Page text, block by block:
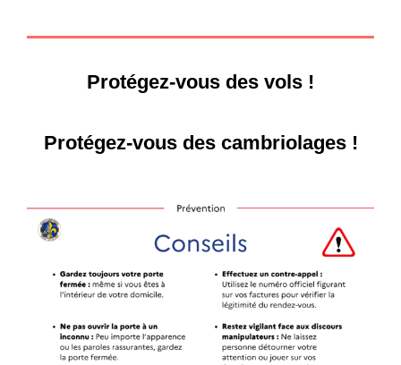
Protégez-vous des vols !
Protégez-vous des cambriolages !